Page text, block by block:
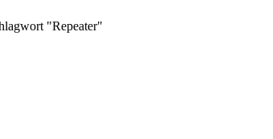
"Repeater"